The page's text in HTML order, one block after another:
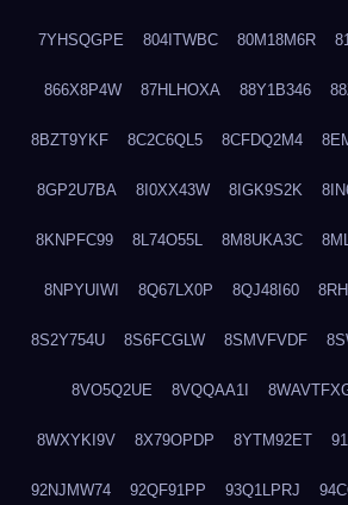
7YHSQGPE 804ITWBC 80M18M6R
866X8P4W 87HLHOXA 88Y1B346
8BZT9YKF 8C2C6QL5 8CFDQ2M4
8GP2U7BA 8I0XX43W 8IGK9S2K
8KNPFC99 8L74O55L 8M8UKA3C
8NPYUIWI 8Q67LX0P 8QJ48I60
8S2Y754U 8S6FCGLW 8SMVFVDF
8VO5Q2UE 8VQQAA1I
8WXYKI9V 8X79OPDP 8YTM92ET
92NJMW74 92QF91PP 93Q1LPRJ